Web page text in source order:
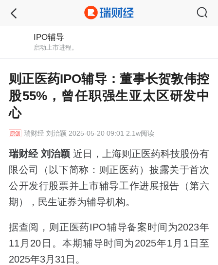
IPO辅导
启动上市进程。
则正医药IPO辅导：董事长贺敦伟控
股55%，曾任职强生亚太区研发中
心
瑞财经刘治颖 2025-05-20 09:01 2.1w阅读
瑞财经 刘治颖 近日，上海则正医药科技股份有
限公司（以下简称：则正医药）披露关于首次
公开发行股票并上市辅导工作进展报告（第六
期），民生证券为辅导机构。
据查阅，则正医药IPO辅导备案时间为2023年
11月20日。本期辅导时间为2025年1月1日至
2025年3月31日。